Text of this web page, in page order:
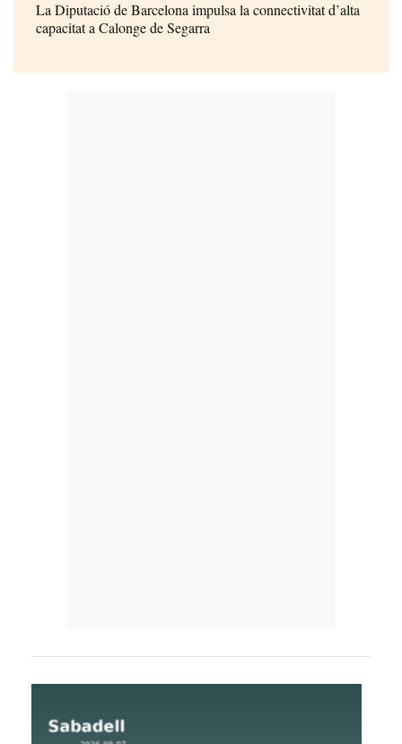
La Diputació de Barcelona impulsa la connectivitat d’alta
capacitat a Calonge de Segarra